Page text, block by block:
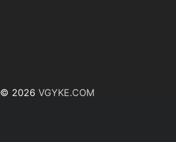
© 2026 VGYKE.COM